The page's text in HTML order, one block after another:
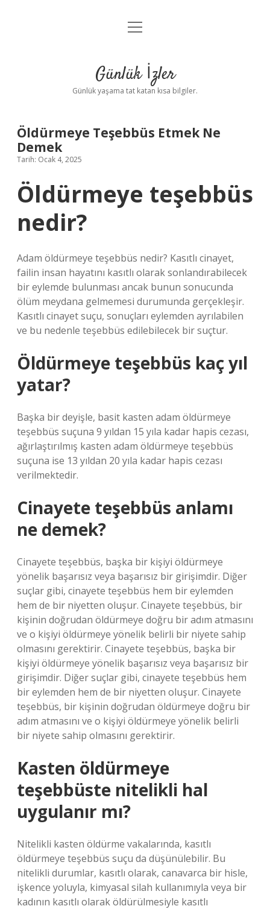
Anasayfa
Yasal Uyarı
menüyü
Günlük İzler
Günlük yaşama tat katan kısa bilgiler.
Öldürmeye Teşebbüs Etmek Ne
Demek
Tarih: Ocak 4, 2025
Öldürmeye teşebbüs
nedir?
Adam öldürmeye teşebbüs nedir? Kasıtlı cinayet,
failin insan hayatını kasıtlı olarak sonlandırabilecek
bir eylemde bulunması ancak bunun sonucunda
ölüm meydana gelmemesi durumunda gerçekleşir.
Kasıtlı cinayet suçu, sonuçları eylemden ayrılabilen
ve bu nedenle teşebbüs edilebilecek bir suçtur.
Öldürmeye teşebbüs kaç yıl
yatar?
Başka bir deyişle, basit kasten adam öldürmeye
teşebbüs suçuna 9 yıldan 15 yıla kadar hapis cezası,
ağırlaştırılmış kasten adam öldürmeye teşebbüs
suçuna ise 13 yıldan 20 yıla kadar hapis cezası
verilmektedir.
Cinayete teşebbüs anlamı
ne demek?
Cinayete teşebbüs, başka bir kişiyi öldürmeye
yönelik başarısız veya başarısız bir girişimdir. Diğer
suçlar gibi, cinayete teşebbüs hem bir eylemden
hem de bir niyetten oluşur. Cinayete teşebbüs, bir
kişinin doğrudan öldürmeye doğru bir adım atmasını
ve o kişiyi öldürmeye yönelik belirli bir niyete sahip
olmasını gerektirir. Cinayete teşebbüs, başka bir
kişiyi öldürmeye yönelik başarısız veya başarısız bir
girişimdir. Diğer suçlar gibi, cinayete teşebbüs hem
bir eylemden hem de bir niyetten oluşur. Cinayete
teşebbüs, bir kişinin doğrudan öldürmeye doğru bir
adım atmasını ve o kişiyi öldürmeye yönelik belirli
bir niyete sahip olmasını gerektirir.
Kasten öldürmeye
teşebbüste nitelikli hal
uygulanır mı?
Nitelikli kasten öldürme vakalarında, kasıtlı
öldürmeye teşebbüs suçu da düşünülebilir. Bu
nitelikli durumlar, kasıtlı olarak, canavarca bir hisle,
işkence yoluyla, kimyasal silah kullanımıyla veya bir
kadının kasıtlı olarak öldürülmesiyle kasıtlı